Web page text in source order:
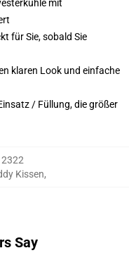
mit
für Sie, sobald Sie
klaren Look und einfache
/ Füllung, die größer
Kissen,
Say